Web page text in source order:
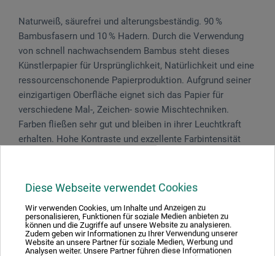
Diese Webseite verwendet Cookies
Wir verwenden Cookies, um Inhalte und Anzeigen zu
personalisieren, Funktionen für soziale Medien anbieten zu
können und die Zugriffe auf unsere Website zu analysieren.
Zudem geben wir Informationen zu Ihrer Verwendung unserer
Website an unsere Partner für soziale Medien, Werbung und
Analysen weiter. Unsere Partner führen diese Informationen
Naturweiß, säurefrei und alterungsbeständig. 90 %
Bambusfasern und 10 % Hadern. Durch die Ver­wen­dung
von schnell nachwachsendem Bam­bus steht dieses
Künstlerpapier für Ursprünglichkeit, Natürlichkeit und eine
ressourcenschonende Papier­pro­duk­tion. Aufgrund seiner
einzigartigen Ober­­­­fläche eignet sich das Papier für
verschiedene Mal-, Zeichen- sowie Mischtechniken.
Farben fließen sehr gut und bleiben in ihrer Leuchtkraft
erhalten. Hohe Kontraste und exzellente Farbintensität
Hergestellt in Deutschland.